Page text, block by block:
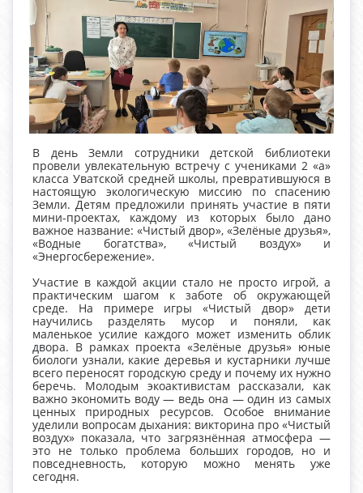
В день Земли сотрудники детской библиотеки
провели увлекательную встречу с учениками 2 «а»
класса Уватской средней школы, превратившуюся в
настоящую экологическую миссию по спасению
Земли. Детям предложили принять участие в пяти
мини-проектах, каждому из которых было дано
важное название: «Чистый двор», «Зелёные друзья»,
«Водные богатства», «Чистый воздух» и
«Энергосбережение».
Участие в каждой акции стало не просто игрой, а
практическим шагом к заботе об окружающей
среде. На примере игры «Чистый двор» дети
научились разделять мусор и поняли, как
маленькое усилие каждого может изменить облик
двора. В рамках проекта «Зелёные друзья» юные
биологи узнали, какие деревья и кустарники лучше
всего переносят городскую среду и почему их нужно
беречь. Молодым экоактивистам рассказали, как
важно экономить воду — ведь она — один из самых
ценных природных ресурсов. Особое внимание
уделили вопросам дыхания: викторина про «Чистый
воздух» показала, что загрязнённая атмосфера —
это не только проблема больших городов, но и
повседневность, которую можно менять уже
сегодня.